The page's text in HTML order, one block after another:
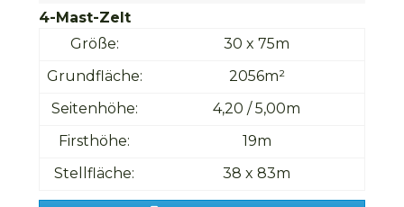
4-Mast-Zelt
Größe:
30 x 75m
Grundfläche:
2056m²
Seitenhöhe:
4,20 / 5,00m
Firsthöhe:
19m
Stellfläche:
38 x 83m